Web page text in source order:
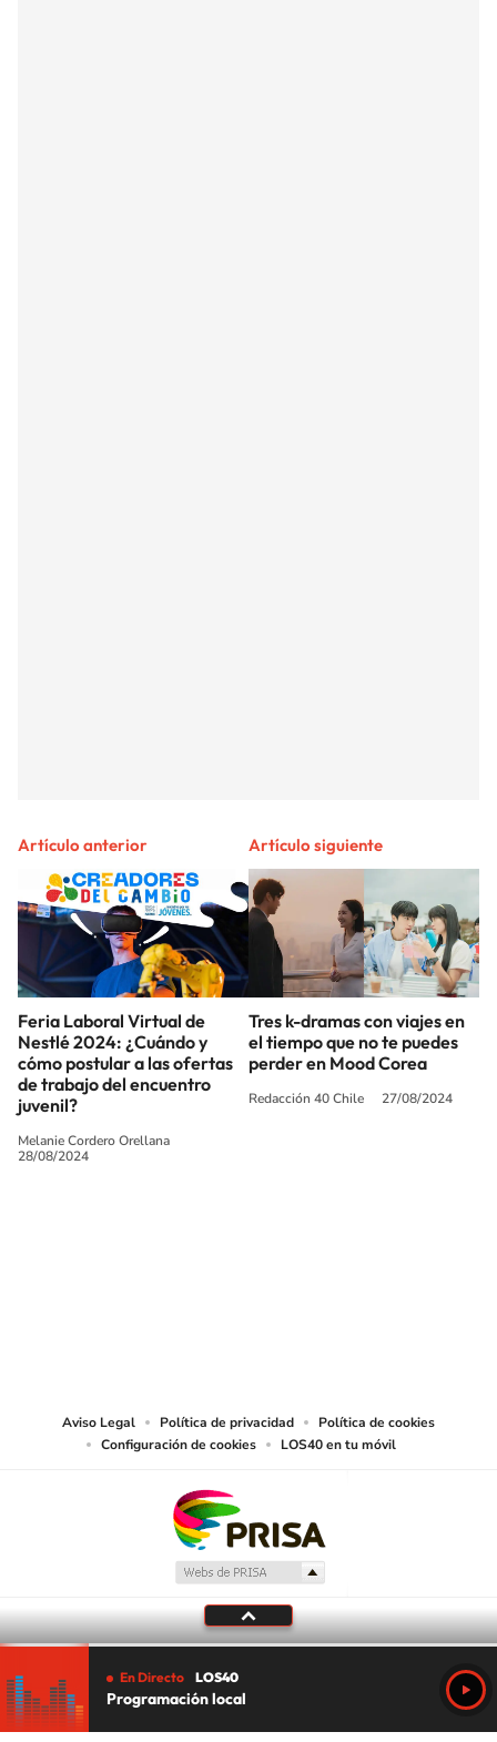
Artículo anterior
Feria Laboral Virtual de
Nestlé 2024: ¿Cuándo y
cómo postular a las ofertas
de trabajo del encuentro
juvenil?
Melanie Cordero Orellana
28/08/2024
Artículo siguiente
Tres k-dramas con viajes en
el tiempo que no te puedes
perder en Mood Corea
Redacción 40 Chile 27/08/2024
Aviso Legal Política de privacidad
Política de cookies
Configuración de cookies
LOS40 en tu móvil
En Directo LOS40
Programación local